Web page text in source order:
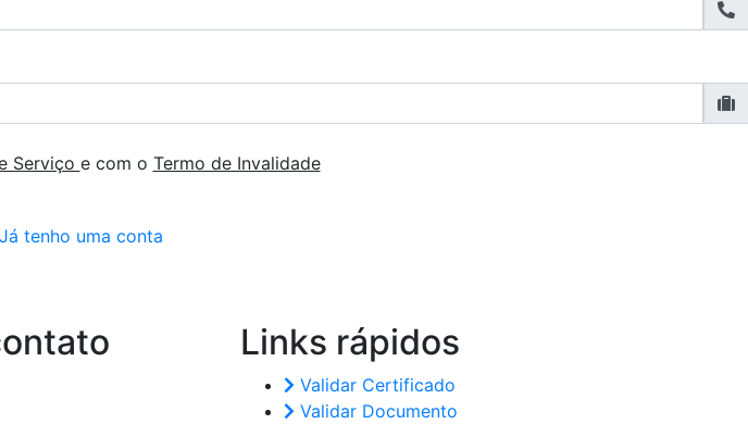
Serviço e com o Termo de Invalidade
Já tenho uma conta
Links rápidos
Validar Certificado
Validar Documento